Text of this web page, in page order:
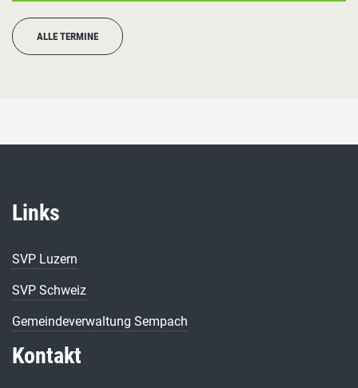
ALLE TERMINE
Links
SVP Luzern
SVP Schweiz
Gemeindeverwaltung Sempach
Kontakt